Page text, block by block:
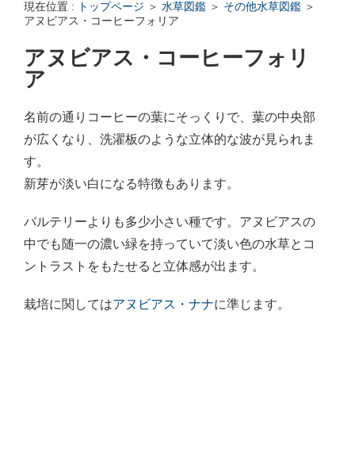
回答: ガラス面に卵を産まない貝っていますか？ - アクアリ
現在位置 : トップページ ＞ 水草図鑑 ＞ その他水草図鑑 ＞
アヌビアス・コーヒーフォリア
アヌビアス・コーヒーフォリ
ア
名前の通りコーヒーの葉にそっくりで、葉の中央部
が広くなり、洗濯板のような立体的な波が見られま
す。
新芽が淡い白になる特徴もあります。
バルテリーよりも多少小さい種です。アヌビアスの
中でも随一の濃い緑を持っていて淡い色の水草とコ
ントラストをもたせると立体感が出ます。
栽培に関してはアヌビアス・ナナに準じます。